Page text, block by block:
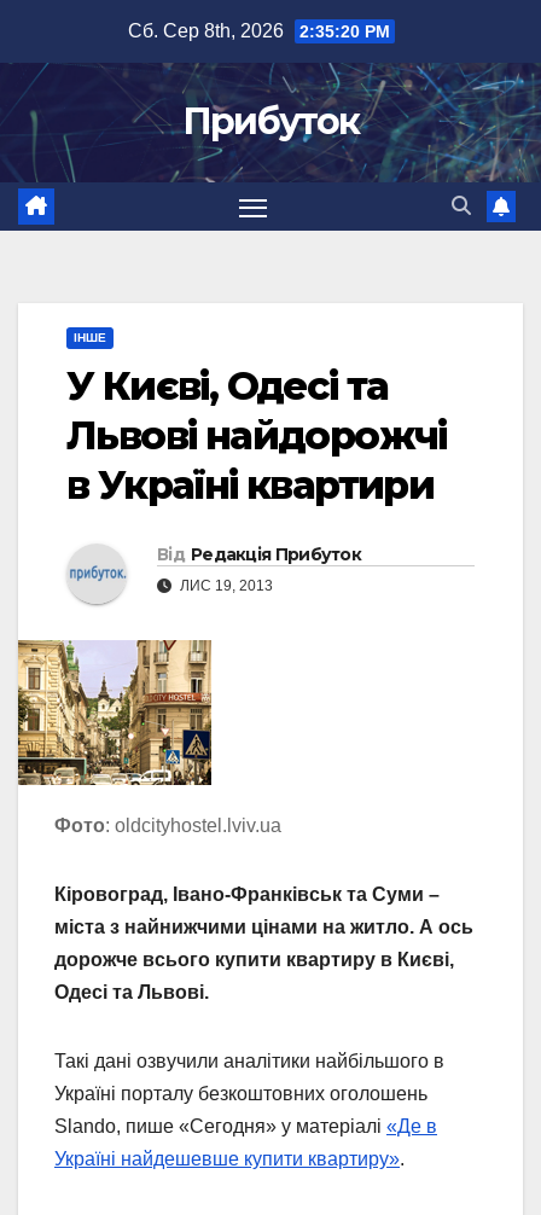
вмісту
Сб. Сер 8th, 2026 2:35:21 PM
Прибуток
ІНШЕ
У Києві, Одесі та
Львові найдорожчі
в Україні квартири
Від Редакція Прибуток
ЛИС 19, 2013
Фото: oldcityhostel.lviv.ua
Кіровоград, Івано-Франківськ та Суми –
міста з найнижчими цінами на житло. А ось
дорожче всього купити квартиру в Києві,
Одесі та Львові.
Такі дані озвучили аналітики найбільшого в
Україні порталу безкоштовних оголошень
Slando, пише «Сегодня» у матеріалі «Де в
Україні найдешевше купити квартиру».